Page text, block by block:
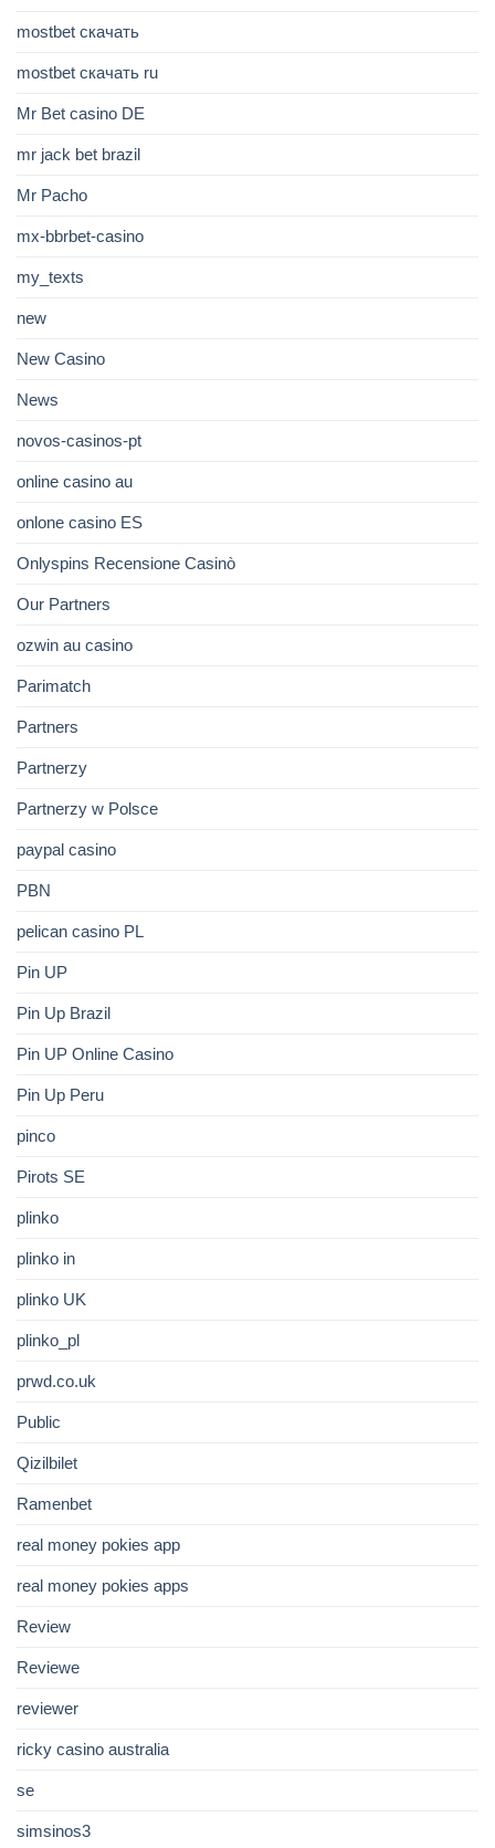
mostbet скачать
mostbet скачать ru
Mr Bet casino DE
mr jack bet brazil
Mr Pacho
mx-bbrbet-casino
my_texts
new
New Casino
News
novos-casinos-pt
online casino au
onlone casino ES
Onlyspins Recensione Casinò
Our Partners
ozwin au casino
Parimatch
Partners
Partnerzy
Partnerzy w Polsce
paypal casino
PBN
pelican casino PL
Pin UP
Pin Up Brazil
Pin UP Online Casino
Pin Up Peru
pinco
Pirots SE
plinko
plinko in
plinko UK
plinko_pl
prwd.co.uk
Public
Qizilbilet
Ramenbet
real money pokies app
real money pokies apps
Review
Reviewe
reviewer
ricky casino australia
se
simsinos3